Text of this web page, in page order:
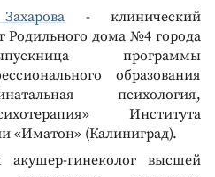
- клинический
Родильного дома №4 города
программы
образования
психология,
Института
«Иматон» (Калиниград).
гинеколог высшей